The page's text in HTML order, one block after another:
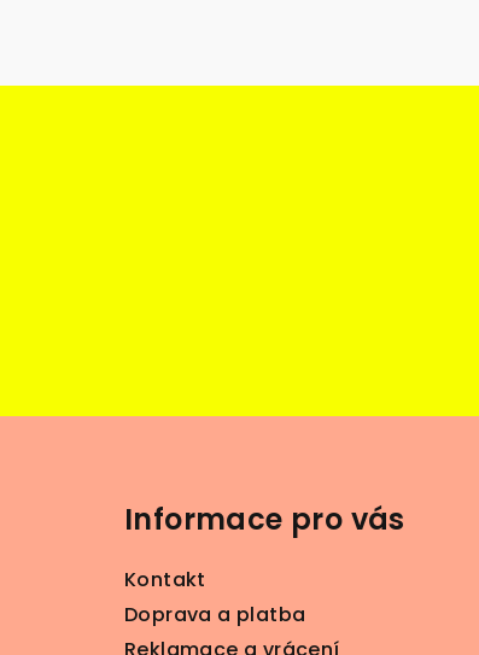
Informace pro vás
Kontakt
Doprava a platba